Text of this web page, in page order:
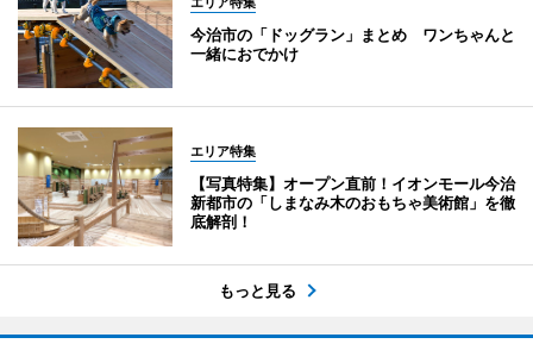
今治市の「ドッグラン」まとめ ワンちゃんと
一緒におでかけ
エリア特集
【写真特集】オープン直前！イオンモール今治
新都市の「しまなみ木のおもちゃ美術館」を徹
底解剖！
もっと見る